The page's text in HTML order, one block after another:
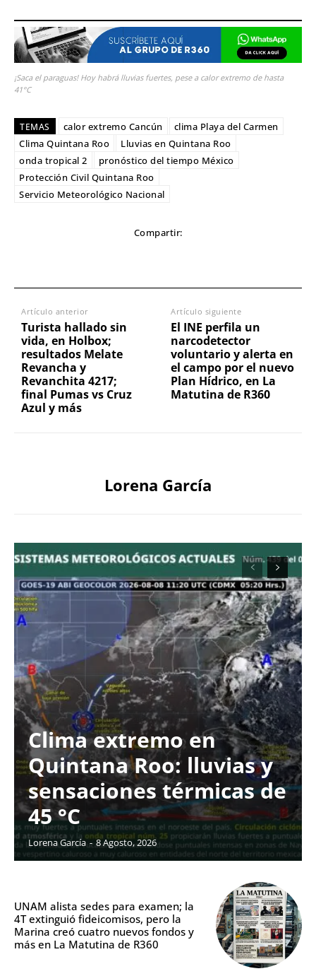
¡Saca el paraguas! Hoy habrá lluvias fuertes, pese a calor extremo de hasta
41°C
TEMAS calor extremo Cancún
clima Playa del Carmen
Clima Quintana Roo
Lluvias en Quintana Roo
onda tropical 2
pronóstico del tiempo México
Protección Civil Quintana Roo
Servicio Meteorológico Nacional
Compartir:
Artículo anterior
Turista hallado sin
vida, en Holbox;
resultados Melate
Revancha y
Revanchita 4217;
final Pumas vs Cruz
Azul y más
Artículo siguiente
El INE perfila un
narcodetector
voluntario y alerta en
el campo por el nuevo
Plan Hídrico, en La
Matutina de R360
Lorena García
Clima extremo en
Quintana Roo: lluvias y
sensaciones térmicas de
45 °C
Lorena García - 8 Agosto, 2026
UNAM alista sedes para examen; la
4T extinguió fideicomisos, pero la
Marina creó cuatro nuevos fondos y
más en La Matutina de R360